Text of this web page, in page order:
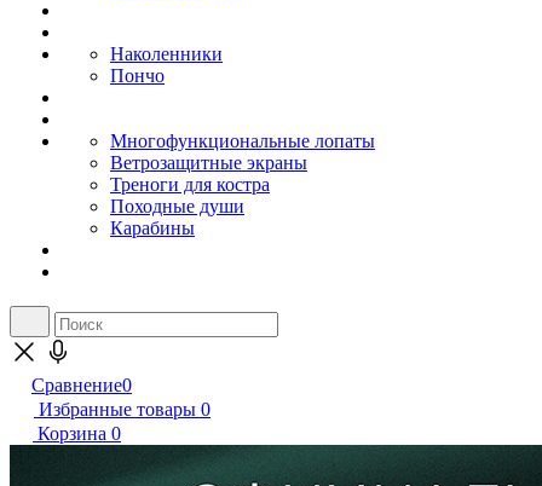
Наколенники
Пончо
Многофункциональные лопаты
Ветрозащитные экраны
Треноги для костра
Походные души
Карабины
Сравнение0
Избранные товары 0
Корзина 0